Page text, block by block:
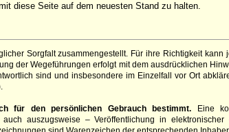
diese Seite auf dem neuesten Stand zu halten.
Sorgfalt zusammengestellt. Für ihre Richtigkeit kann
der Wegeführungen erfolgt mit dem ausdrücklichen
sind und insbesondere im Einzelfall vor Ort
für den persönlichen Gebrauch bestimmt. Eine
auszugsweise – Veröffentlichung in